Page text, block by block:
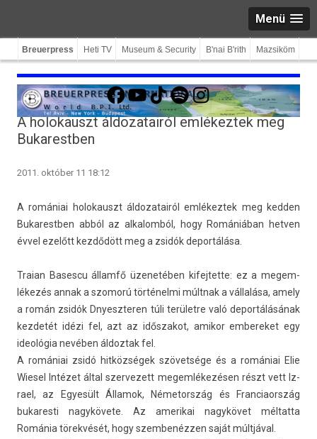
Menü
Breuerpress Heti TV Museum & Security B'nai B'rith Mazsiköm
Facebook
YouTube
TikTokSpotifyInstagram
A holokauszt áldozatairól emlékeztek meg
Bukarestben
2011. október 11 18:12
A romániai holokauszt áldozatairól em­lékez­tek meg kedd­en
Bukarestb­en abból az al­kalom­ból, hogy Romániában hetv­en
évvel ezelőtt kezdődött meg a zsidók de­por­tálása.
Traian Bases­cu államfő üzenetében kifej­tette: ez a megem­
lékezés annak a szomorú történelmi múltnak a vállalása, amely
a román zsidók Dnyeszter­en túli területre való de­por­tálásának
kez­detét idézi fel, azt az idős­zakot, amikor em­bereket egy
ideológia nevében áldoz­tak fel.
A romániai zsidó hitközségek szövetsége és a romániai Elie
Wiesel Intézet által szer­vezett megem­lékezés­en részt vett Iz­
rael, az Egyesült Államok, Németország és Fran­ciaország
bukares­ti nagykövete. Az amerikai nagykövet mél­tatta
Románia törekvését, hogy szem­benézz­en saját múltjával.